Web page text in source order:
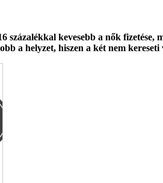
százalékkal kevesebb a nők
a helyzet, hiszen a két nem kereseti